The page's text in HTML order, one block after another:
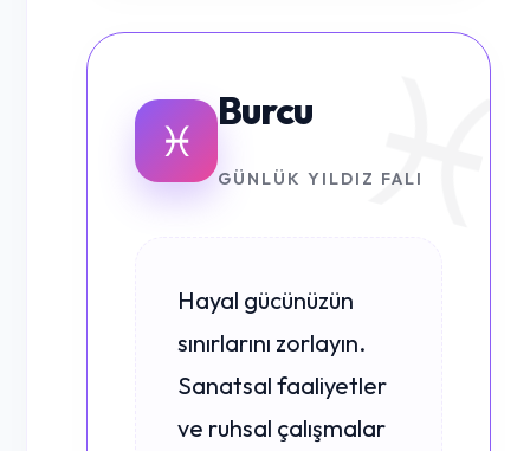
♓
Burcu
GÜNLÜK YILDIZ FALI
Hayal gücünüzün
sınırlarını zorlayın.
Sanatsal faaliyetler
ve ruhsal çalışmalar